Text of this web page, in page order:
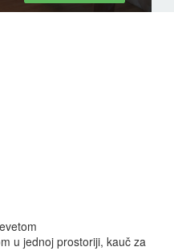
u jednoj prostoriji, kauč za